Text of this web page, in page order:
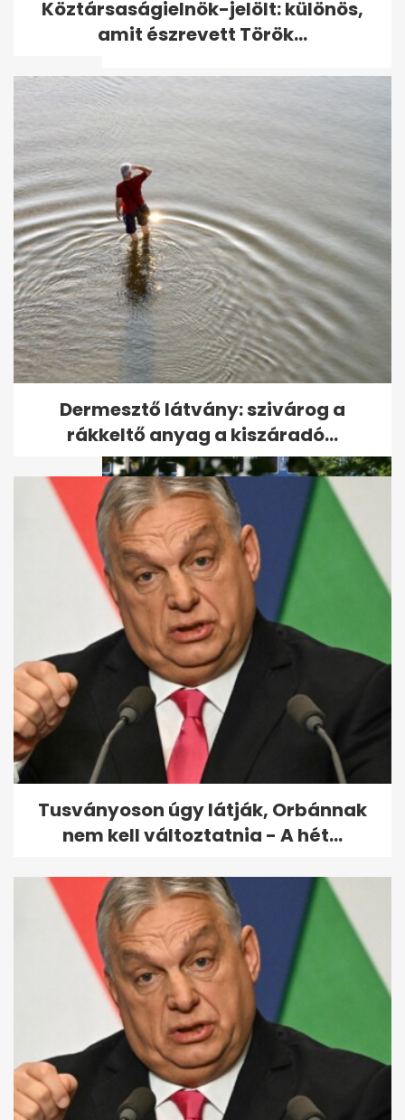
Bochkor titokban vele járt:
"Gábor...
Az elszegényedett szentesi
milliárdos, aki alkut kötött
istennel:...
Bekeményít a maszkviseléssel
a MÁV és a Volán: ezek a...
Köztársaságielnök-jelölt: különös,
amit észrevett Török...
Dermesztő látvány: szivárog a
rákkeltő anyag a kiszáradó...
Tusványoson úgy látják, Orbánnak
nem kell változtatnia - A hét...